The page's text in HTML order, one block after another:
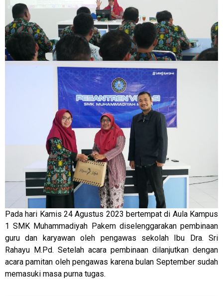
Pada hari Kamis 24 Agustus 2023 bertempat di Aula Kampus
1 SMK Muhammadiyah Pakem diselenggarakan pembinaan
guru dan karyawan oleh pengawas sekolah Ibu Dra. Sri
Rahayu M.Pd. Setelah acara pembinaan dilanjutkan dengan
acara pamitan oleh pengawas karena bulan September sudah
memasuki masa purna tugas.